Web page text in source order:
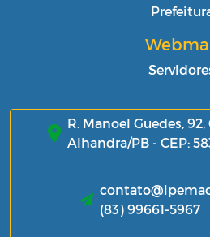
R. Manoel Guedes,
Alhandra/PB - CEP:
(83) 99661-5967